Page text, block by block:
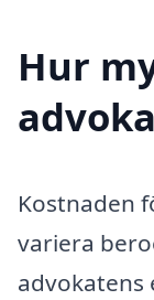
Hur
Kostnaden
variera
advokatens